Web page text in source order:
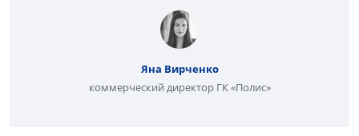
Яна Вирченко
коммерческий директор ГК «Полис»